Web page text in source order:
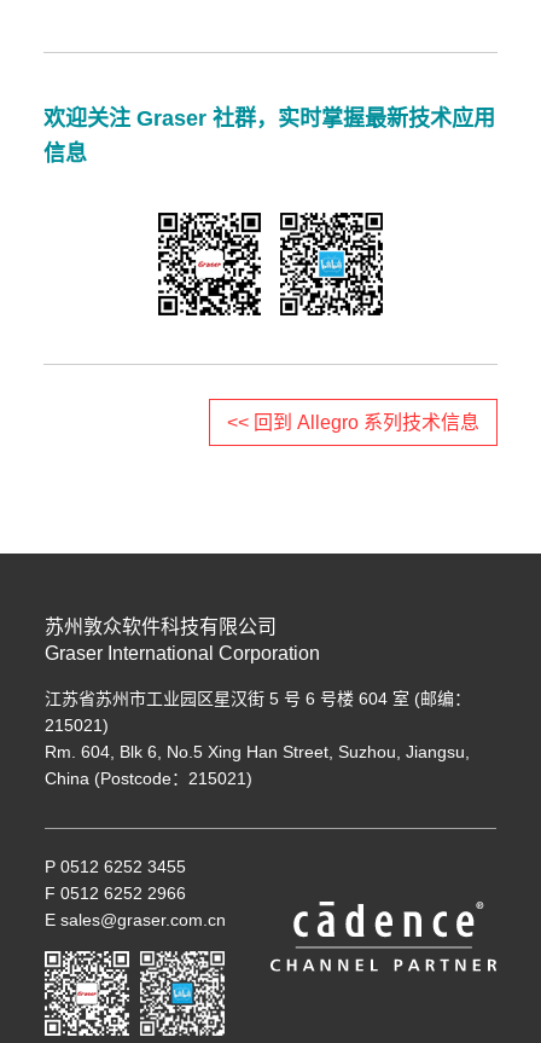
欢迎关注 Graser 社群，实时掌握最新技术应用
信息
<< 回到 Allegro 系列技术信息
苏州敦众软件科技有限公司
Graser International Corporation
江苏省苏州市工业园区星汉街 5 号 6 号楼 604 室 (邮编：
215021)
Rm. 604, Blk 6, No.5 Xing Han Street, Suzhou, Jiangsu,
China (Postcode：215021)
P 0512 6252 3455
F 0512 6252 2966
E sales@graser.com.cn